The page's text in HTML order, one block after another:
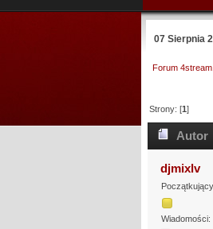
07 Sierpnia
Forum
Strony: [1]
Autor
djmixlv
Początkujący
Wiadomości: